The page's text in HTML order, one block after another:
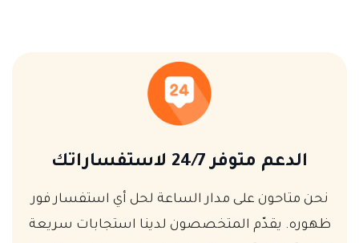
الدعم متوفر 24/7 لاستفساراتك
نحن متاحون على مدار الساعة لحل أي استفسار فور
ظهوره. يقدّم المتخصصون لدينا استجابات سريعة